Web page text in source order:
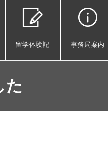
留学体験記 事務局案内
た